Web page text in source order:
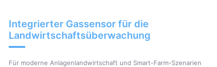
Integrierter Gassensor für die
Landwirtschaftsüberwachung
Für moderne Anlagenlandwirtschaft und Smart-Farm-Szenarien